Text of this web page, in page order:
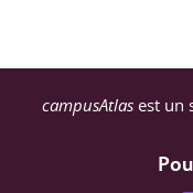
campusAtlas est un